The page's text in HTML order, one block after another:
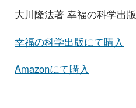
大川隆法著 幸福の科学出版
幸福の科学出版にて購入
Amazonにて購入